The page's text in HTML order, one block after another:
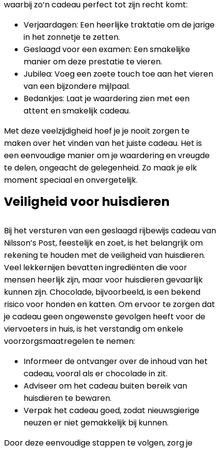
waarbij zo’n cadeau perfect tot zijn recht komt:
Verjaardagen: Een heerlijke traktatie om de jarige
in het zonnetje te zetten.
Geslaagd voor een examen: Een smakelijke
manier om deze prestatie te vieren.
Jubilea: Voeg een zoete touch toe aan het vieren
van een bijzondere mijlpaal.
Bedankjes: Laat je waardering zien met een
attent en smakelijk cadeau.
Met deze veelzijdigheid hoef je je nooit zorgen te
maken over het vinden van het juiste cadeau. Het is
een eenvoudige manier om je waardering en vreugde
te delen, ongeacht de gelegenheid. Zo maak je elk
moment speciaal en onvergetelijk.
Veiligheid voor huisdieren
Bij het versturen van een geslaagd rijbewijs cadeau van
Nilsson’s Post, feestelijk en zoet, is het belangrijk om
rekening te houden met de veiligheid van huisdieren.
Veel lekkernijen bevatten ingrediënten die voor
mensen heerlijk zijn, maar voor huisdieren gevaarlijk
kunnen zijn. Chocolade, bijvoorbeeld, is een bekend
risico voor honden en katten. Om ervoor te zorgen dat
je cadeau geen ongewenste gevolgen heeft voor de
viervoeters in huis, is het verstandig om enkele
voorzorgsmaatregelen te nemen:
Informeer de ontvanger over de inhoud van het
cadeau, vooral als er chocolade in zit.
Adviseer om het cadeau buiten bereik van
huisdieren te bewaren.
Verpak het cadeau goed, zodat nieuwsgierige
neuzen er niet gemakkelijk bij kunnen.
Door deze eenvoudige stappen te volgen, zorg je